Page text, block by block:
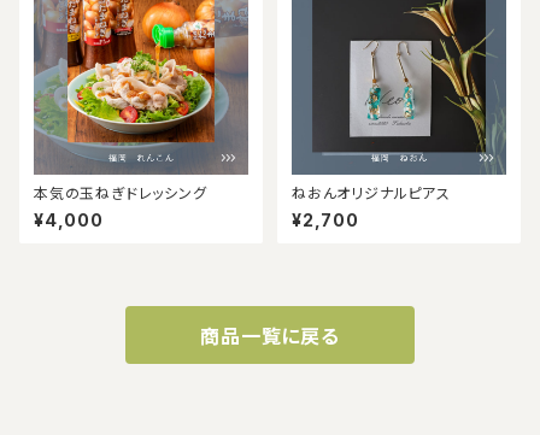
本気の玉ねぎドレッシング
¥4,000
ねおんオリジナルピアス
¥2,700
商品一覧に戻る